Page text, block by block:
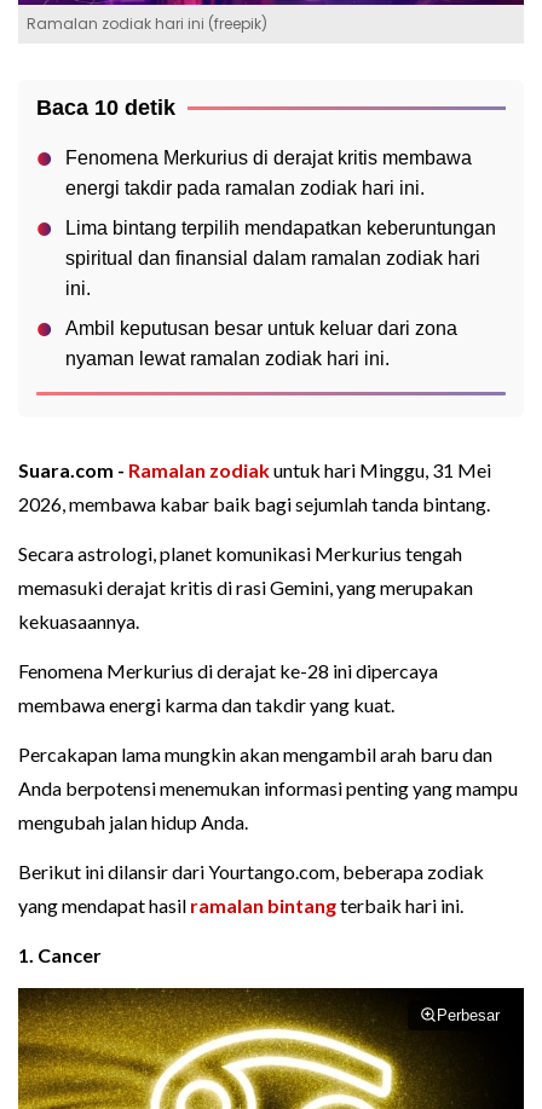
Ramalan zodiak hari ini (freepik)
Baca 10 detik
Fenomena Merkurius di derajat kritis membawa
energi takdir pada ramalan zodiak hari ini.
Lima bintang terpilih mendapatkan keberuntungan
spiritual dan finansial dalam ramalan zodiak hari
ini.
Ambil keputusan besar untuk keluar dari zona
nyaman lewat ramalan zodiak hari ini.
Suara.com - Ramalan zodiakuntuk hari Minggu, 31 Mei
2026, membawa kabar baik bagi sejumlah tanda bintang.
Secara astrologi, planet komunikasi Merkurius tengah
memasuki derajat kritis di rasi Gemini, yang merupakan
kekuasaannya.
Fenomena Merkurius di derajat ke-28 ini dipercaya
membawa energi karma dan takdir yang kuat.
Percakapan lama mungkin akan mengambil arah baru dan
Anda berpotensi menemukan informasi penting yang mampu
mengubah jalan hidup Anda.
Berikut ini dilansir dari Yourtango.com, beberapa zodiak
yang mendapat hasil ramalan bintangterbaik hari ini.
1. Cancer
Perbesar